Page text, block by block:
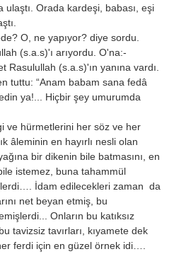
ulaştı. Orada kardeşi, babası, eşi
O, ne yapıyor? diye sordu.
(s.a.s)'ı arıyordu. O'na:-
Rasulullah (s.a.s)'ın yanına vardı.
tuttu: “Anam babam sana fedâ
ya!... Hiçbir şey umurumda
ve hürmetlerini her söz ve her
âleminin en hayırlı nesli olan
bir dikenin bile batmasını, en
istemez, buna tahammül
İdam edilecekleri zaman da
net beyan etmiş, bu
Onların bu katıksız
tavizsiz tavırları, kıyamete dek
ferdi için en güzel örnek idi….